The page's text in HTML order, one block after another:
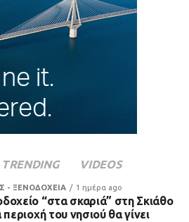
TRENDING VIDEOS
- ΞΕΝΟΔΟΧΕΙΑ 1 ημέρα ago
“στα σκαριά” στη Σκιάθο
περιοχή του νησιού θα γίνει